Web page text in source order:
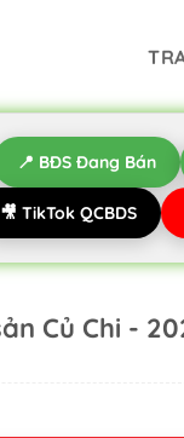
📍 BĐS Đang Bán
🎥 TikTok QCBDS
Củ Chi -